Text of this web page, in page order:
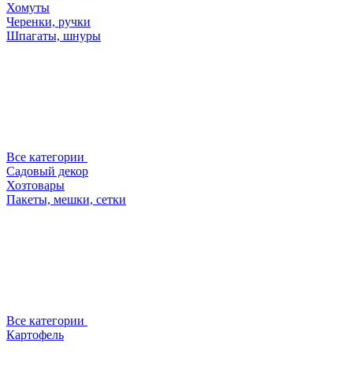
Хомуты
Черенки, ручки
Шпагаты, шнуры
Все категории
Садовый декор
Хозтовары
Пакеты, мешки, сетки
Все категории
Картофель